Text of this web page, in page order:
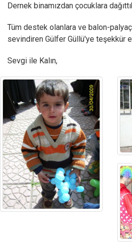
Dernek binamızdan çocuklara
Tüm destek olanlara ve balon-
sevindiren Gülfer Güllü'ye teşekkür
Sevgi ile Kalın,